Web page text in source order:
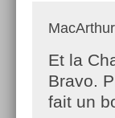
MacArthur
Et la
Bravo.
fait un